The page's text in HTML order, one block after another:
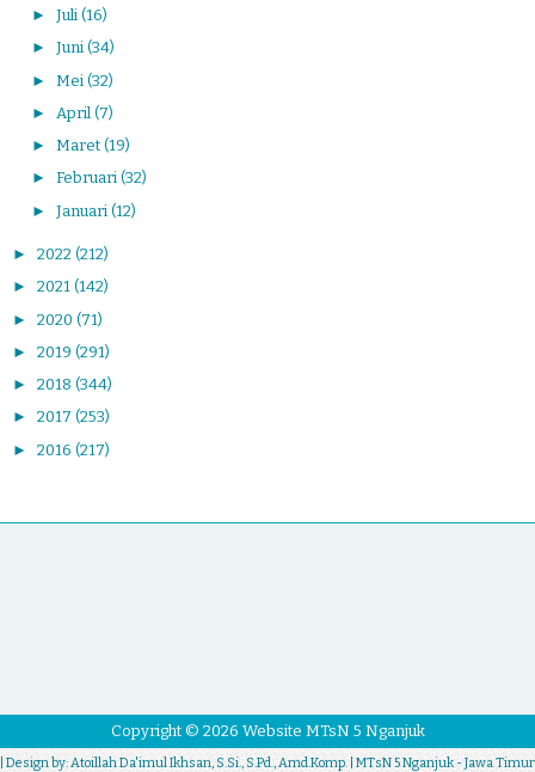
► Juli (16)
► Juni (34)
► Mei (32)
► April (7)
► Maret (19)
► Februari (32)
► Januari (12)
► 2022 (212)
► 2021 (142)
► 2020 (71)
► 2019 (291)
► 2018 (344)
► 2017 (253)
► 2016 (217)
Copyright © 2026 Website MTsN 5 Nganjuk
| Design by:Atoillah Da'imul Ikhsan, S.Si., S.Pd., Amd.Komp. | MTsN 5 Nganjuk - Jawa Timur